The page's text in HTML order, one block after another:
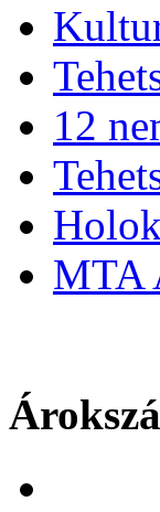
12
MTA